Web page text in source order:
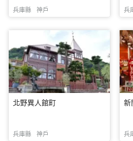
兵庫縣 神戶 兵
北野異人館町
兵庫縣 神戶
新
兵